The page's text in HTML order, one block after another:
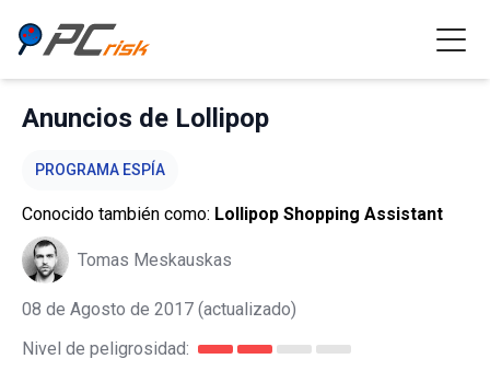
Anuncios de Lollipop
PROGRAMA ESPÍA
Conocido también como: Lollipop Shopping Assistant
Tomas Meskauskas
08 de Agosto de 2017 (actualizado)
Nivel de peligrosidad: